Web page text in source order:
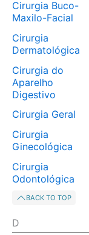
Cirurgia Buco-
Maxilo-Facial
Cirurgia
Dermatológica
Cirurgia do
Aparelho
Digestivo
Cirurgia Geral
Cirurgia
Ginecológica
Cirurgia
Odontológica
BACK TO TOP
D